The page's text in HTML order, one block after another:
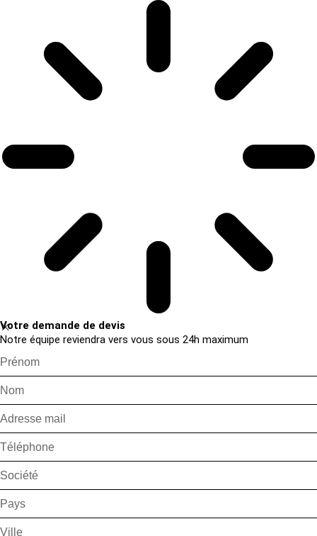
Votre demande de devis
Notre équipe reviendra vers vous sous 24h maximum